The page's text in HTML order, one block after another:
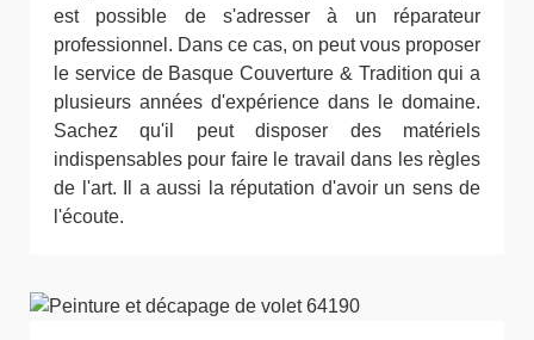
est possible de s'adresser à un réparateur
professionnel. Dans ce cas, on peut vous proposer
le service de Basque Couverture & Tradition qui a
plusieurs années d'expérience dans le domaine.
Sachez qu'il peut disposer des matériels
indispensables pour faire le travail dans les règles
de l'art. Il a aussi la réputation d'avoir un sens de
l'écoute.